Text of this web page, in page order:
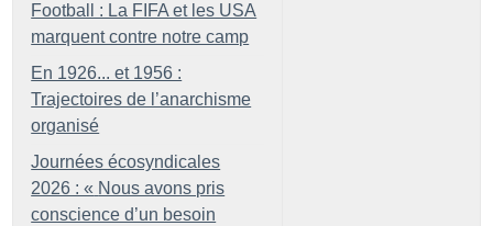
Football : La FIFA et les USA
marquent contre notre camp
En 1926... et 1956 :
Trajectoires de l’anarchisme
organisé
Journées écosyndicales
2026 : « Nous avons pris
conscience d’un besoin